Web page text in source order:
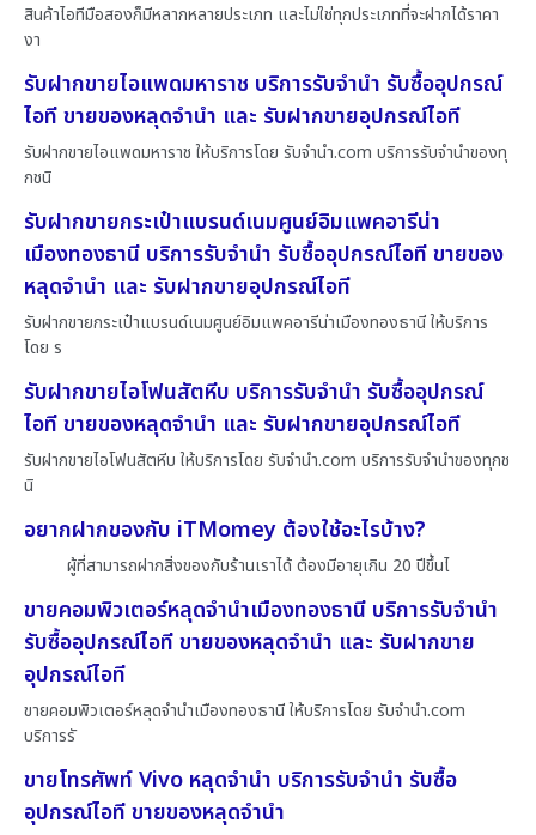
สินค้าไอทีมือสองก็มีหลากหลายประเภท และไม่ใช่ทุกประเภทที่จะฝากได้ราคา
งา
รับฝากขายไอแพดมหาราช บริการรับจำนำ รับซื้ออุปกรณ์
ไอที ขายของหลุดจำนำ และ รับฝากขายอุปกรณ์ไอที
รับฝากขายไอแพดมหาราช ให้บริการโดย รับจํานํา.com บริการรับจำนำของทุ
กชนิ
รับฝากขายกระเป๋าแบรนด์เนมศูนย์อิมแพคอารีน่า
เมืองทองธานี บริการรับจำนำ รับซื้ออุปกรณ์ไอที ขายของ
หลุดจำนำ และ รับฝากขายอุปกรณ์ไอที
รับฝากขายกระเป๋าแบรนด์เนมศูนย์อิมแพคอารีน่าเมืองทองธานี ให้บริการ
โดย ร
รับฝากขายไอโฟนสัตหีบ บริการรับจำนำ รับซื้ออุปกรณ์
ไอที ขายของหลุดจำนำ และ รับฝากขายอุปกรณ์ไอที
รับฝากขายไอโฟนสัตหีบ ให้บริการโดย รับจํานํา.com บริการรับจำนำของทุกช
นิ
อยากฝากของกับ iTMomey ต้องใช้อะไรบ้าง?
ผู้ที่สามารถฝากสิ่งของกับร้านเราได้ ต้องมีอายุเกิน 20 ปีขึ้นไ
ขายคอมพิวเตอร์หลุดจำนำเมืองทองธานี บริการรับจำนำ
รับซื้ออุปกรณ์ไอที ขายของหลุดจำนำ และ รับฝากขาย
อุปกรณ์ไอที
ขายคอมพิวเตอร์หลุดจำนำเมืองทองธานี ให้บริการโดย รับจํานํา.com
บริการรั
ขายโทรศัพท์ Vivo หลุดจำนำ บริการรับจำนำ รับซื้อ
อุปกรณ์ไอที ขายของหลุดจำนำ